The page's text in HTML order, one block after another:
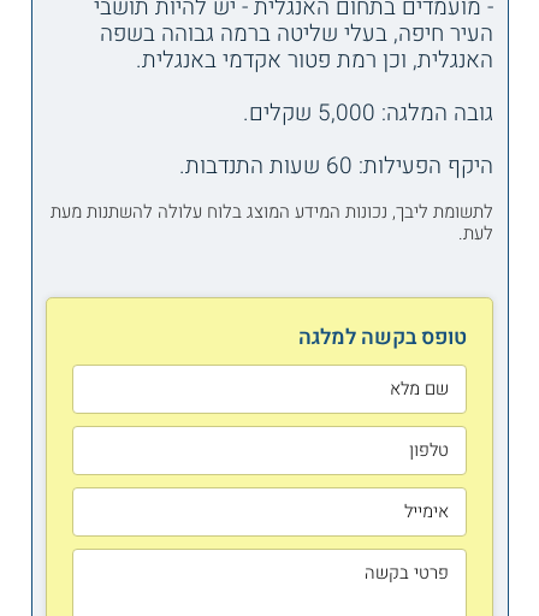
- מועמדים בתחום האנגלית - יש להיות תושבי
העיר חיפה, בעלי שליטה ברמה גבוהה בשפה
האנגלית, וכן רמת פטור אקדמי באנגלית.
גובה המלגה: 5,000 שקלים.
היקף הפעילות: 60 שעות התנדבות.
לתשומת ליבך, נכונות המידע המוצג בלוח עלולה להשתנות מעת
לעת.
טופס בקשה למלגה